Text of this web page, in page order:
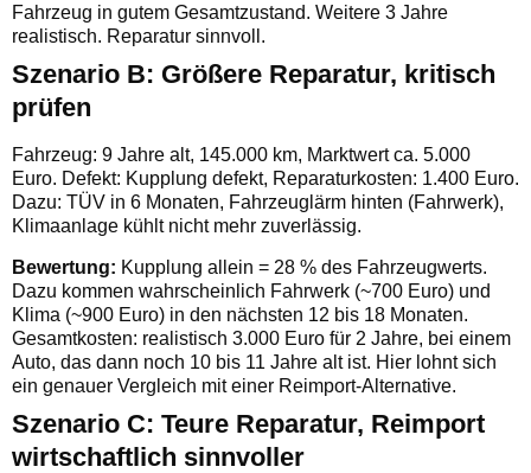
Fahrzeug in gutem Gesamtzustand. Weitere 3 Jahre
realistisch. Reparatur sinnvoll.
Szenario B: Größere Reparatur, kritisch
prüfen
Fahrzeug: 9 Jahre alt, 145.000 km, Marktwert ca. 5.000
Euro. Defekt: Kupplung defekt, Reparaturkosten: 1.400 Euro.
Dazu: TÜV in 6 Monaten, Fahrzeuglärm hinten (Fahrwerk),
Klimaanlage kühlt nicht mehr zuverlässig.
Bewertung: Kupplung allein = 28 % des Fahrzeugwerts.
Dazu kommen wahrscheinlich Fahrwerk (~700 Euro) und
Klima (~900 Euro) in den nächsten 12 bis 18 Monaten.
Gesamtkosten: realistisch 3.000 Euro für 2 Jahre, bei einem
Auto, das dann noch 10 bis 11 Jahre alt ist. Hier lohnt sich
ein genauer Vergleich mit einer Reimport-Alternative.
Szenario C: Teure Reparatur, Reimport
wirtschaftlich sinnvoller